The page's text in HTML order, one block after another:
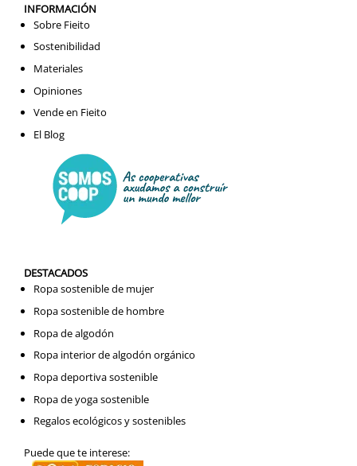
INFORMACIÓN
Sobre Fieito
Sostenibilidad
Materiales
Opiniones
Vende en Fieito
El Blog
DESTACADOS
Ropa sostenible de mujer
Ropa sostenible de hombre
Ropa de algodón
Ropa interior de algodón orgánico
Ropa deportiva sostenible
Ropa de yoga sostenible
Regalos ecológicos y sostenibles
Puede que te interese: